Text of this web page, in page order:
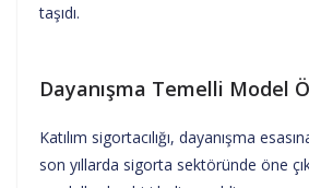
taşıdı.
Dayanışma Temelli Model
Katılım sigortacılığı, dayanışma
son yıllarda sigorta sektöründe öne